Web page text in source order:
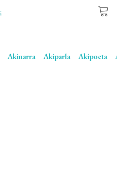
Editora
Akinarra Akiparla Akipoeta